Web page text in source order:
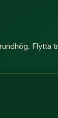
Flytta